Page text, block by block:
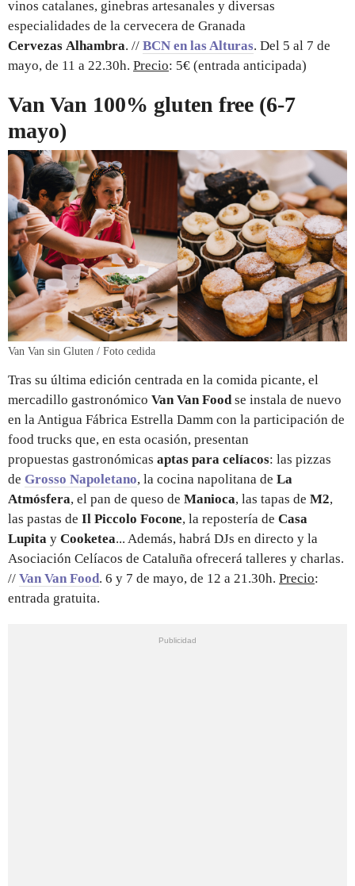
vinos catalanes, ginebras artesanales y diversas
especialidades de la cervecera de Granada
Cervezas Alhambra. // BCN en las Alturas. Del 5 al 7 de
mayo, de 11 a 22.30h. Precio: 5€ (entrada anticipada)
Van Van 100% gluten free (6-7
mayo)
Van Van sin Gluten / Foto cedida
Tras su última edición centrada en la comida picante, el
mercadillo gastronómico Van Van Food se instala de nuevo
en la Antigua Fábrica Estrella Damm con la participación de
food trucks que, en esta ocasión, presentan
propuestas gastronómicas aptas para celíacos: las pizzas
de Grosso Napoletano, la cocina napolitana de La
Atmósfera, el pan de queso de Manioca, las tapas de M2,
las pastas de Il Piccolo Focone, la repostería de Casa
Lupita y Cooketea... Además, habrá DJs en directo y la
Asociación Celíacos de Cataluña ofrecerá talleres y charlas.
// Van Van Food. 6 y 7 de mayo, de 12 a 21.30h. Precio:
entrada gratuita.